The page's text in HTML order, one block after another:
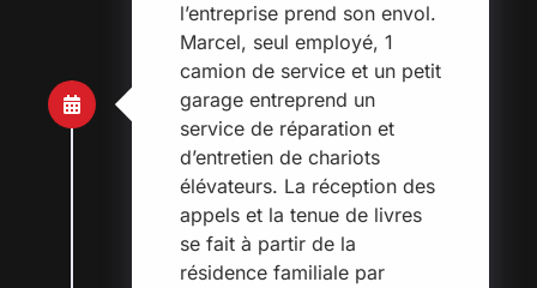
l’entreprise prend son envol.
Marcel, seul employé, 1
camion de service et un petit
garage entreprend un
service de réparation et
d’entretien de chariots
élévateurs. La réception des
appels et la tenue de livres
se fait à partir de la
résidence familiale par